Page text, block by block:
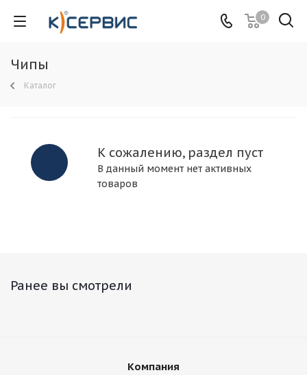
0
Чипы
Каталог
К сожалению, раздел пуст
В данный момент нет активных
товаров
Ранее вы смотрели
Компания